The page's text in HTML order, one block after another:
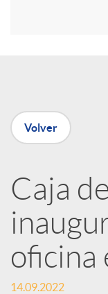
n
R
e
d
Volver
Caja
oficina
14.09.2022